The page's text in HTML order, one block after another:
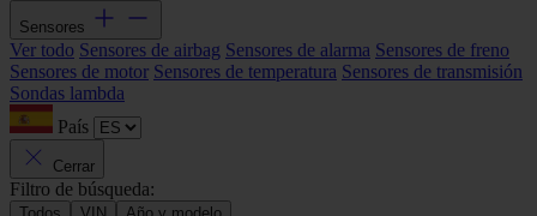
Sensores
Ver todo Sensores de airbag Sensores de alarma Sensores de freno
Sensores de motor Sensores de temperatura Sensores de transmisión
Sondas lambda
País
Cerrar
Filtro de búsqueda: